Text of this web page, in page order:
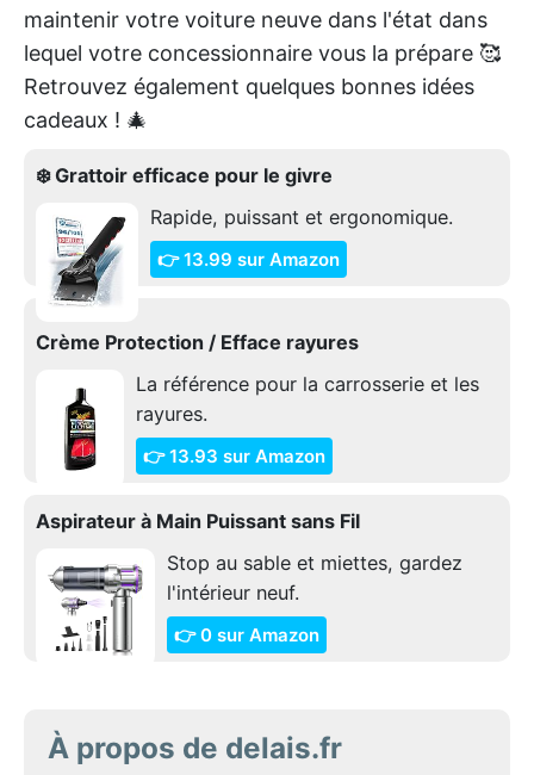
maintenir votre voiture neuve dans l'état dans
lequel votre concessionnaire vous la prépare 🥰
Retrouvez également quelques bonnes idées
cadeaux ! 🎄
❄️ Grattoir efficace pour le givre
Rapide, puissant et ergonomique.
👉 13.99 sur Amazon
Crème Protection / Efface rayures
La référence pour la carrosserie et les
rayures.
👉 13.93 sur Amazon
Aspirateur à Main Puissant sans Fil
Stop au sable et miettes, gardez
l'intérieur neuf.
👉 0 sur Amazon
À propos de delais.fr